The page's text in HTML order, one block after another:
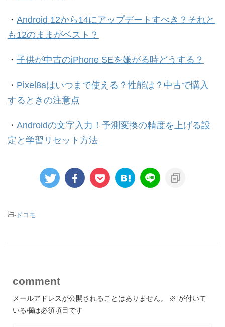
・ Android 12から14にアップデートすべき？それと
も12のままがベスト？
・ 子供が中古のiPhone SEを嫌がる時どうする？
・ Pixel8aはいつまで使える？性能は？中古で購入
するときの注意点
・ Androidの文字入力！予測変換の精度を上げる設
定と学習リセット方法
- ドコモ
comment
メールアドレスが公開されることはありません。 ※ が付いて
いる欄は必須項目です